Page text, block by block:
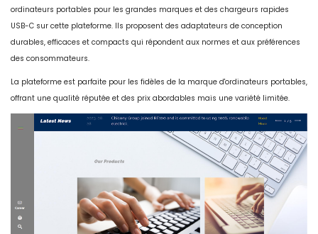
ordinateurs portables pour les grandes marques et des chargeurs rapides
USB-C sur cette plateforme. Ils proposent des adaptateurs de conception
durables, efficaces et compacts qui répondent aux normes et aux préférences
des consommateurs.
La plateforme est parfaite pour les fidèles de la marque d'ordinateurs portables,
offrant une qualité réputée et des prix abordables mais une variété limitée.